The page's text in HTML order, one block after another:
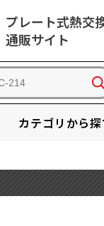
プレート式熱交
通販サイト
カテゴリから探